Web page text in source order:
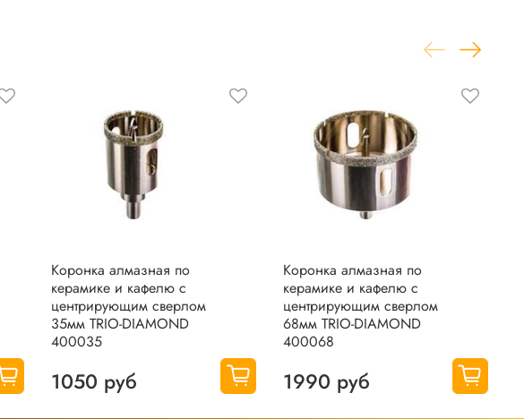
Коронка алмазная по
керамике и кафелю с
центрирующим сверлом
35мм TRIO-DIAMOND
400035
1050 руб
Коронка алмазная по
керамике и кафелю с
центрирующим сверлом
68мм TRIO-DIAMOND
400068
1990 руб